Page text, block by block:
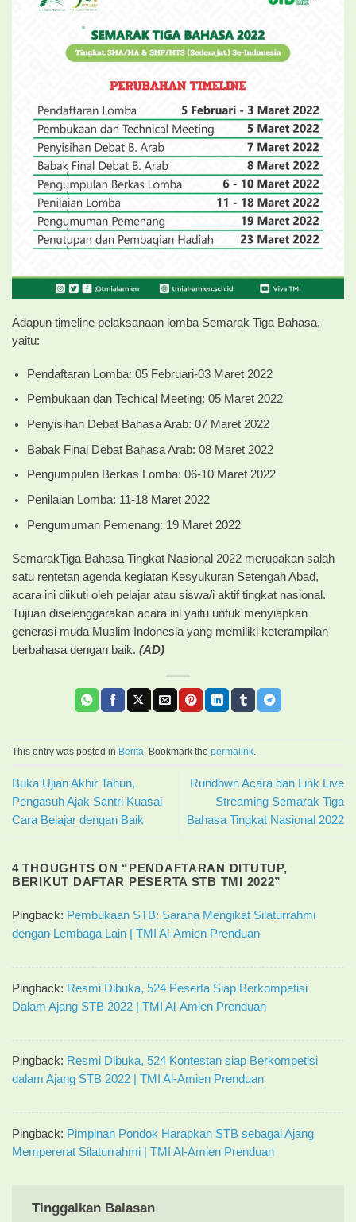
Adapun timeline pelaksanaan lomba Semarak Tiga Bahasa,
yaitu:
Pendaftaran Lomba: 05 Februari-03 Maret 2022
Pembukaan dan Techical Meeting: 05 Maret 2022
Penyisihan Debat Bahasa Arab: 07 Maret 2022
Babak Final Debat Bahasa Arab: 08 Maret 2022
Pengumpulan Berkas Lomba: 06-10 Maret 2022
Penilaian Lomba: 11-18 Maret 2022
Pengumuman Pemenang: 19 Maret 2022
SemarakTiga Bahasa Tingkat Nasional 2022 merupakan salah
satu rentetan agenda kegiatan Kesyukuran Setengah Abad,
acara ini diikuti oleh pelajar atau siswa/i aktif tingkat nasional.
Tujuan diselenggarakan acara ini yaitu untuk menyiapkan
generasi muda Muslim Indonesia yang memiliki keterampilan
berbahasa dengan baik. (AD)
This entry was posted in Berita . Bookmark the permalink
Buka Ujian Akhir Tahun,
Pengasuh Ajak Santri Kuasai
Cara Belajar dengan Baik
Rundown Acara dan Link Live
Streaming Semarak Tiga
Bahasa Tingkat Nasional 2022
4 THOUGHTS ON “ PENDAFTARAN DITUTUP,
BERIKUT DAFTAR PESERTA STB TMI 2022”
Pingback: Pembukaan STB: Sarana Mengikat Silaturrahmi
dengan Lembaga Lain | TMI Al-Amien Prenduan
Pingback: Resmi Dibuka, 524 Peserta Siap Berkompetisi
Dalam Ajang STB 2022 | TMI Al-Amien Prenduan
Pingback: Resmi Dibuka, 524 Kontestan siap Berkompetisi
dalam Ajang STB 2022 | TMI Al-Amien Prenduan
Pingback: Pimpinan Pondok Harapkan STB sebagai Ajang
Mempererat Silaturrahmi | TMI Al-Amien Prenduan
Tinggalkan Balasan